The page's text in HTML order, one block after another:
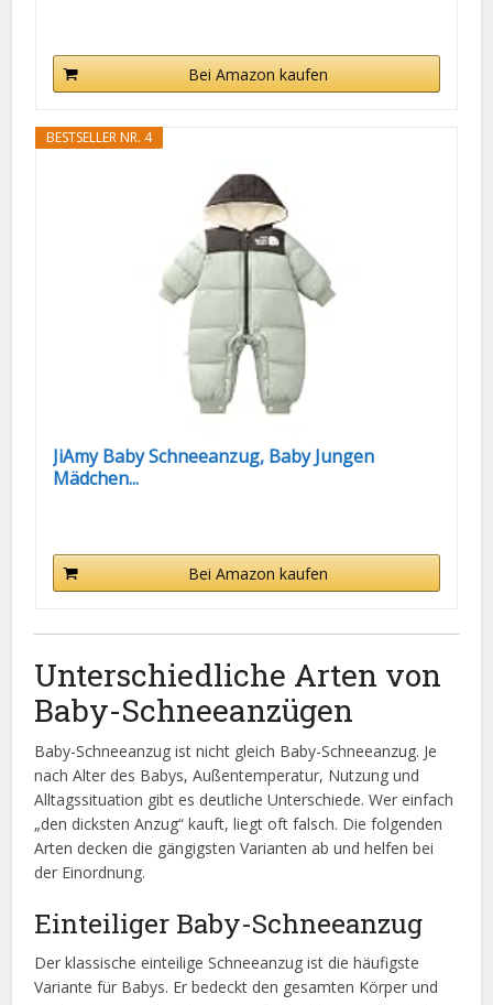
Bei Amazon kaufen
BESTSELLER NR. 4
JiAmy Baby Schneeanzug, Baby Jungen
Mädchen...
Bei Amazon kaufen
Unterschiedliche Arten von
Baby-Schneeanzügen
Baby-Schneeanzug ist nicht gleich Baby-Schneeanzug. Je
nach Alter des Babys, Außentemperatur, Nutzung und
Alltagssituation gibt es deutliche Unterschiede. Wer einfach
„den dicksten Anzug“ kauft, liegt oft falsch. Die folgenden
Arten decken die gängigsten Varianten ab und helfen bei
der Einordnung.
Einteiliger Baby-Schneeanzug
Der klassische einteilige Schneeanzug ist die häufigste
Variante für Babys. Er bedeckt den gesamten Körper und